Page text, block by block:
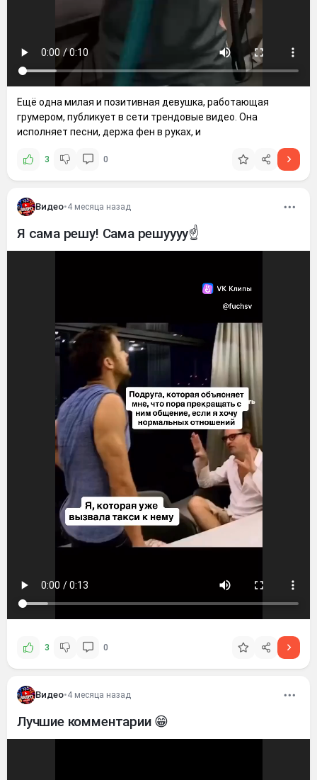
Ещё одна милая и позитивная девушка, работающая
грумером, публикует в сети трендовые видео. Она
исполняет песни, держа фен в руках, и
3 0
Видео•4 месяца назад
Я сама решу! Сама решуууу☝️
3 0
Видео•4 месяца назад
Лучшие комментарии 😁